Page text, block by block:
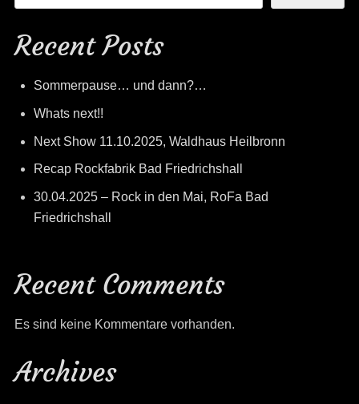
Recent Posts
Sommerpause… und dann?…
Whats next!!
Next Show 11.10.2025, Waldhaus Heilbronn
Recap Rockfabrik Bad Friedrichshall
30.04.2025 – Rock in den Mai, RoFa Bad
Friedrichshall
Recent Comments
Es sind keine Kommentare vorhanden.
Archives